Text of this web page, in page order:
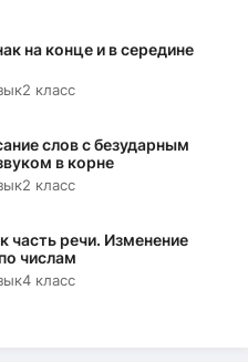
на конце и в середине
2 класс
слов с безударным
в корне
2 класс
часть речи. Изменение
числам
4 класс